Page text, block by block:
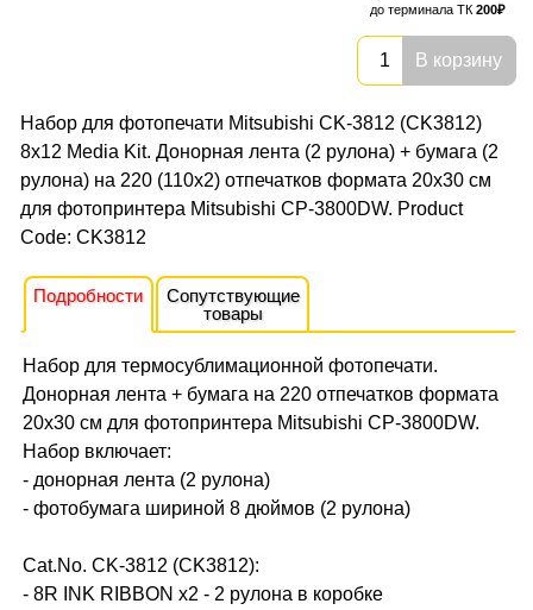
200
В корзину
Набор для фотопечати Mitsubishi CK-3812 (CK3812)
8x12 Media Kit. Донорная лента (2 рулона) + бумага (2
рулона) на 220 (110x2) отпечатков формата 20x30 см
для фотопринтера Mitsubishi CP-3800DW. Product
Code: CK3812
Подробности
Сопутствующие
товары
Набор для термосублимационной фотопечати.
Донорная лента + бумага на 220 отпечатков формата
20x30 см для фотопринтера Mitsubishi CP-3800DW.
Набор включает:
- донорная лента (2 рулона)
- фотобумага шириной 8 дюймов (2 рулона)
Cat.No. CK-3812 (CK3812):
- 8R INK RIBBON x2 - 2 рулона в коробке